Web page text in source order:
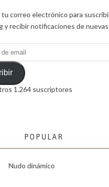
correo electrónico para
y recibir notificaciones de nuevas
1.264 suscriptores
POPULAR
Nudo dinámico